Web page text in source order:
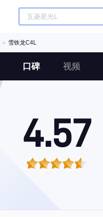
＞ 雪铁龙C4L
口碑 视频
4.57